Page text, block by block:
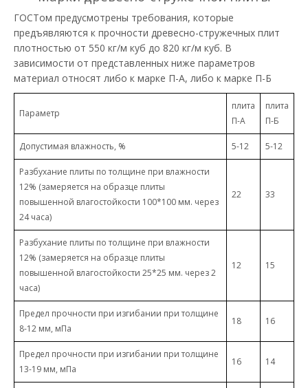
ГОСТом предусмотрены требования, которые
предъявляются к прочности древесно-стружечных плит
плотностью от 550 кг/м куб до 820 кг/м куб. В
зависимости от представленных ниже параметров
материал относят либо к марке П-А, либо к марке П-Б
Параметр
плита
П-А
плита
П-Б
Допустимая влажность, % 5-12 5-12
Разбухание плиты по толщине при влажности
12% (замеряется на образце плиты
повышенной влагостойкости 100*100 мм. через
24 часа)
22 33
Разбухание плиты по толщине при влажности
12% (замеряется на образце плиты
повышенной влагостойкости 25*25 мм. через 2
часа)
12 15
Предел прочности при изгибании при толщине
8-12 мм, мПа
18 16
Предел прочности при изгибании при толщине
13-19 мм, мПа
16 14